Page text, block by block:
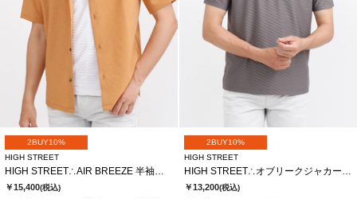
2BUY10%
HIGH STREET
HIGH STREET∴AIR BREEZE 半袖シャツ
￥15,400(税込)
2BUY10%
HIGH STREET
HIGH STREET∴オブリークジャカード半袖ポロシャツ
￥13,200(税込)